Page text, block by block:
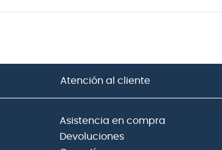
Atención al cliente
Asistencia en compra
Devoluciones